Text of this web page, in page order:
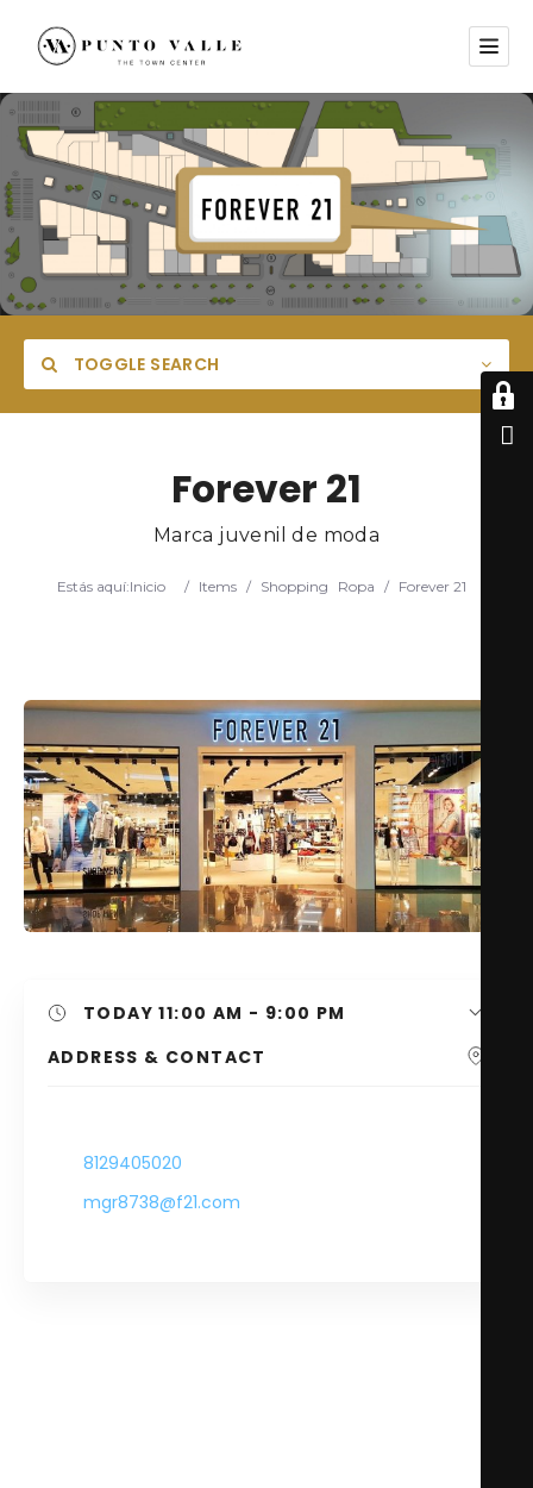
TOGGLE SEARCH
Search
Forever 21
Marca juvenil de moda
Estás aquí:Inicio / Items / Shopping Ropa / Forever 21
TODAY11:00 AM - 9:00 PM
ADDRESS & CONTACT
8129405020
mgr8738@f21.com